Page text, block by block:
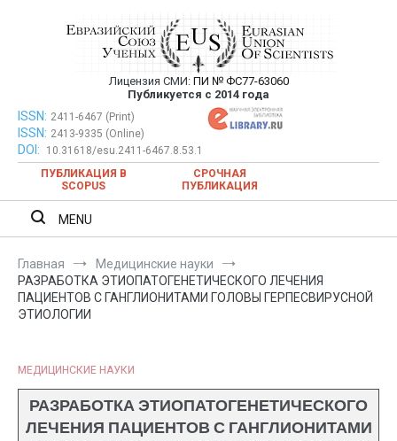
Евразийский Союз Ученых —
публикация научных статей в
ежемесячном научном журнале
Лицензия СМИ: ПИ № ФС77-63060
Публикуется с 2014 года
Евразийский Союз Ученых — публикация научных статей в
ежемесячном научном журнале
ISSN: 2411-6467 (Print)
ISSN: 2413-9335 (Online)
DOI:
10.31618/esu.2411-6467.8.53.1
ПУБЛИКАЦИЯ В
SCOPUS
СРОЧНАЯ
ПУБЛИКАЦИЯ
MENU
Главная
Медицинские науки
РАЗРАБОТКА ЭТИОПАТОГЕНЕТИЧЕСКОГО ЛЕЧЕНИЯ
ПАЦИЕНТОВ С ГАНГЛИОНИТАМИ ГОЛОВЫ ГЕРПЕСВИРУСНОЙ
ЭТИОЛОГИИ
МЕДИЦИНСКИЕ НАУКИ
РАЗРАБОТКА ЭТИОПАТОГЕНЕТИЧЕСКОГО
ЛЕЧЕНИЯ ПАЦИЕНТОВ С ГАНГЛИОНИТАМИ